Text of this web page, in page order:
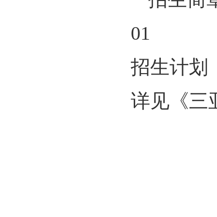
01
招生计划
详见《三